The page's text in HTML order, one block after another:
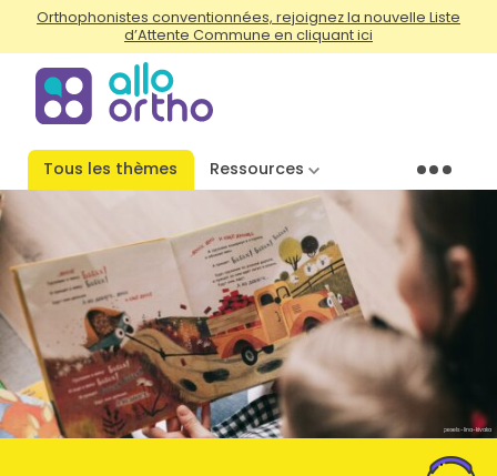
Orthophonistes conventionnées, rejoignez la nouvelle Liste
d’Attente Commune en cliquant ici
Tous les thèmes Ressources Menu
pexels-lina-kivaka